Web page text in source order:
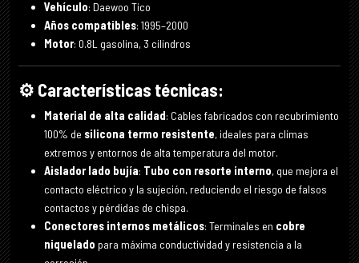
Vehículo: Daewoo Tico
Años compatibles: 1995–2000
Motor: 0.8L gasolina, 3 cilindros
⚙️ Características técnicas:
Material de alta calidad: Cables fabricados con recubrimiento
100% de silicona termo resistente, ideales para climas
extremos y entornos de alta temperatura del motor.
Aislador lado bujía: Tubo con resorte interno, que mejora el
contacto eléctrico y la sujeción, reduciendo el riesgo de falsos
contactos y pérdidas de chispa.
Conectores internos metálicos: Terminales en cobre
niquelado para máxima conductividad y resistencia a la